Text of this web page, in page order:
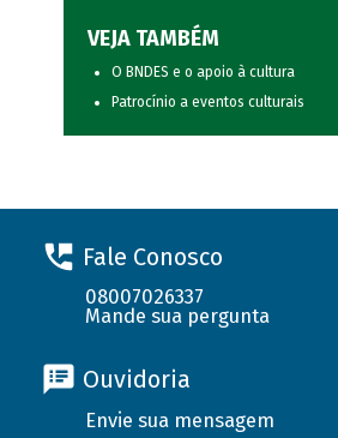
VEJA TAMBÉM
O BNDES e o apoio à cultura
Patrocínio a eventos culturais
Fale Conosco
08007026337
Mande sua pergunta
Ouvidoria
Envie sua mensagem